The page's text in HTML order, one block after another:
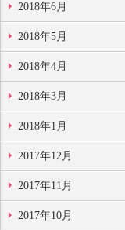
2018年6月
2018年5月
2018年4月
2018年3月
2018年1月
2017年12月
2017年11月
2017年10月